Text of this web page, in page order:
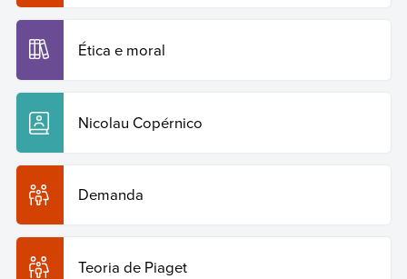
Ética e moral
Nicolau Copérnico
Demanda
Teoria de Piaget